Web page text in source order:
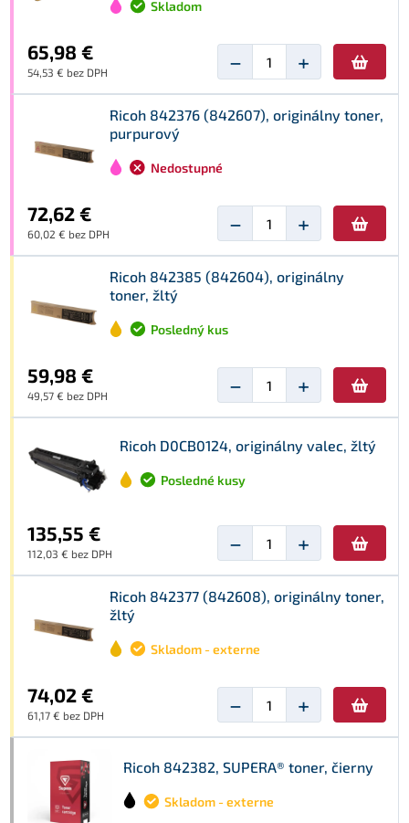
Skladom
65,98 €
54,53 € bez DPH − +
Ricoh 842376 (842607), originálny toner,
purpurový
Nedostupné
72,62 €
60,02 € bez DPH − +
Ricoh 842385 (842604), originálny
toner, žltý
Posledný kus
59,98 €
49,57 € bez DPH − +
Ricoh D0CB0124, originálny valec, žltý
Posledné kusy
135,55 €
112,03 € bez DPH − +
Ricoh 842377 (842608), originálny toner,
žltý
Skladom - externe
74,02 €
61,17 € bez DPH − +
Ricoh 842382, SUPERA® toner, čierny
Skladom - externe